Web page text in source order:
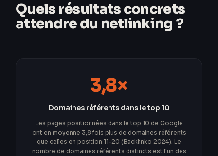
Quels résultats concrets
attendre du netlinking ?
3,8×
Domaines référents dans le top 10
Les pages positionnées dans le top 10 de Google
ont en moyenne 3,8 fois plus de domaines référents
que celles en position 11-20 (Backlinko 2024). Le
nombre de domaines référents distincts est l'un des